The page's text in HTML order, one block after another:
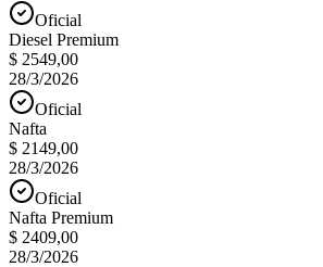
Oficial
Diesel Premium
$ 2549,00
28/3/2026
Oficial
Nafta
$ 2149,00
28/3/2026
Oficial
Nafta Premium
$ 2409,00
28/3/2026